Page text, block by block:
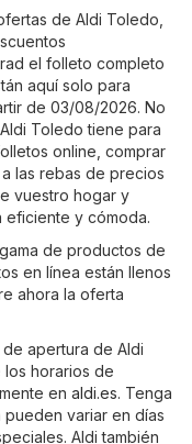
de Aldi Toledo,
el folleto completo
aquí solo para
de 03/08/2026. No
Toledo tiene para
online, comprar
las rebas de precios
vuestro hogar y
eficiente y cómoda.
de productos de
en línea están llenos
ahora la oferta
apertura de Aldi
horarios de
en aldi.es. Tenga
variar en días
Aldi también